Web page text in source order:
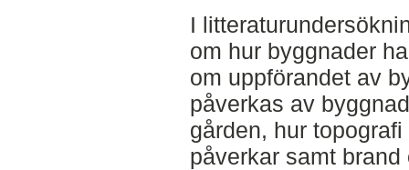
I
om hur byggnader
om uppförandet av
påverkas av
gården, hur
påverkar samt